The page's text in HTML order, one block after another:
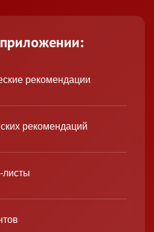
рекомендации
рекомендаций
листы